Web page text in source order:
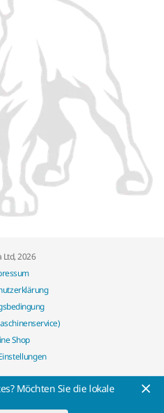
Ltd, 2026
Shop
Möchten Sie die lokale